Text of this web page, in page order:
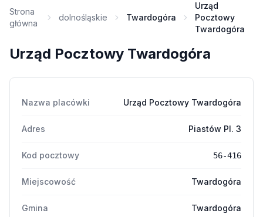
Strona
główna
dolnośląskie Twardogóra
Urząd
Pocztowy
Twardogóra
Urząd Pocztowy Twardogóra
Nazwa placówki Urząd Pocztowy Twardogóra
Adres Piastów Pl. 3
Kod pocztowy 56-416
Miejscowość Twardogóra
Gmina Twardogóra